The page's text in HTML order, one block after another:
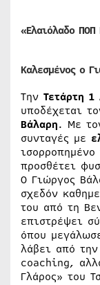
«Ελαιόλαδο ΠΟΠ
Καλεσμένος ο
Την Τετάρτη 1
υποδέχεται
Βάλαρη. Με
συνταγές με
προσθέτει
Ο Γιώργος
σχεδόν
του από τη
επιστρέψει
όπου
λάβει από
coaching,
Γλάρος» του